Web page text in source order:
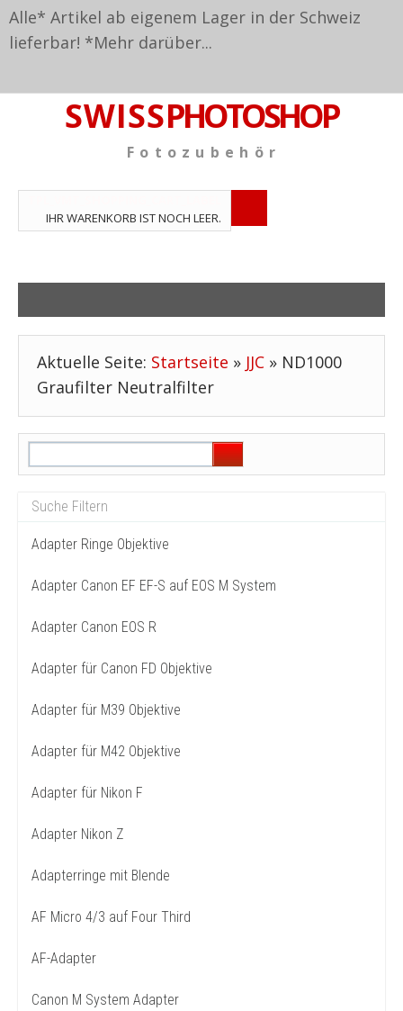
Alle* Artikel ab eigenem Lager in der Schweiz
lieferbar! *Mehr darüber...
S W I S SPHOTOSHOP
F o t o z u b e h ö r
IHR WARENKORB IST NOCH LEER.
Aktuelle Seite: Startseite » JJC » ND1000
Graufilter Neutralfilter
Adapter Ringe Objektive
Adapter Canon EF EF-S auf EOS M System
Adapter Canon EOS R
Adapter für Canon FD Objektive
Adapter für M39 Objektive
Adapter für M42 Objektive
Adapter für Nikon F
Adapter Nikon Z
Adapterringe mit Blende
AF Micro 4/3 auf Four Third
AF-Adapter
Canon M System Adapter